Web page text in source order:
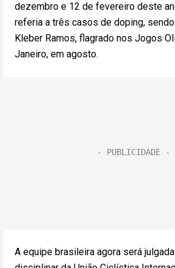
dezembro e 12 de fevereiro deste
referia a três casos de doping,
Kleber Ramos, flagrado nos Jogos
Janeiro, em agosto.
A equipe brasileira agora será